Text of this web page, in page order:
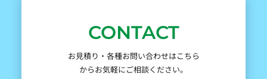
CONTACT
お見積り・各種お問い合わせはこちら
からお気軽にご相談ください。